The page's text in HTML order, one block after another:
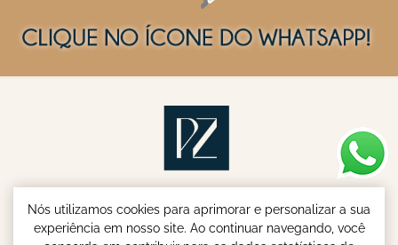
Nós utilizamos cookies para aprimorar e personalizar a sua
experiência em nosso site. Ao continuar navegando, você